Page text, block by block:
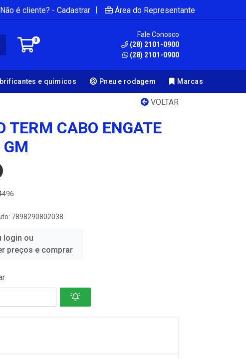
Não é cliente? - Cadastrar | Área do Representante
0
Fale Conosco
(28) 2101-0900
(28) 2101-0900
e quimicos Pneu e rodagem Marcas
VOLTAR
TERM CABO ENGATE
7898290802038
login ou
preços e comprar